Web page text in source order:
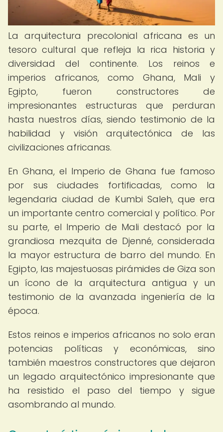
La arquitectura precolonial africana es un
tesoro cultural que refleja la rica historia y
diversidad del continente. Los reinos e
imperios africanos, como Ghana, Mali y
Egipto, fueron constructores de
impresionantes estructuras que perduran
hasta nuestros días, siendo testimonio de la
habilidad y visión arquitectónica de las
civilizaciones africanas.
En Ghana, el Imperio de Ghana fue famoso
por sus ciudades fortificadas, como la
legendaria ciudad de Kumbi Saleh, que era
un importante centro comercial y político. Por
su parte, el Imperio de Mali destacó por la
grandiosa mezquita de Djenné, considerada
la mayor estructura de barro del mundo. En
Egipto, las majestuosas pirámides de Giza son
un ícono de la arquitectura antigua y un
testimonio de la avanzada ingeniería de la
época.
Estos reinos e imperios africanos no solo eran
potencias políticas y económicas, sino
también maestros constructores que dejaron
un legado arquitectónico impresionante que
ha resistido el paso del tiempo y sigue
asombrando al mundo.